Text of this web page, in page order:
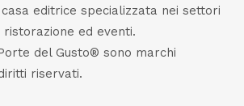
editrice specializzata nei settori
ed eventi.
del Gusto® sono marchi
riservati.